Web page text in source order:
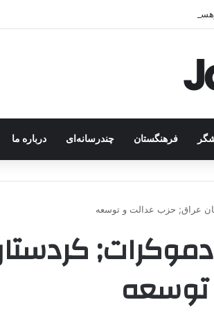
تا میز مذاکره؛ پژاک یک‌شبه «دموکرات» شد!
فرهنگستان چندرسانه‌ای درباره ما
عراق; حزب عدالت و توسعه